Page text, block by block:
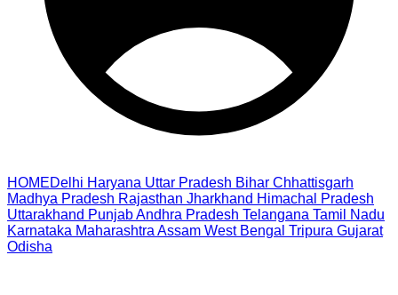
HOMEDelhi Haryana Uttar Pradesh Bihar Chhattisgarh
Madhya Pradesh Rajasthan Jharkhand Himachal Pradesh
Uttarakhand PunjabAndhra Pradesh Telangana Tamil Nadu
Karnataka Maharashtra Assam West Bengal Tripura Gujarat
Odisha